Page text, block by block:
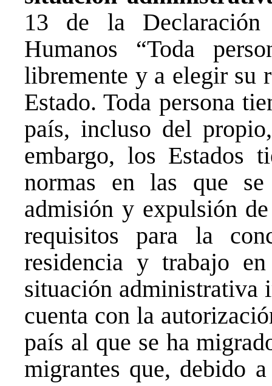
13 de la
Humanos “Toda
libremente y a elegir su
Estado. Toda persona
país, incluso del
embargo, los Estados
normas en las que
admisión y expulsión
requisitos para la
residencia y trabajo
situación administrativa
cuenta con la
país al que se ha
migrantes que, debido